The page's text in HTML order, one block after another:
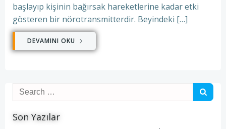
başlayıp kişinin bağırsak hareketlerine kadar etki
gösteren bir nörotransmitterdir. Beyindeki […]
DEVAMINI OKU
Search
for:
Son Yazılar